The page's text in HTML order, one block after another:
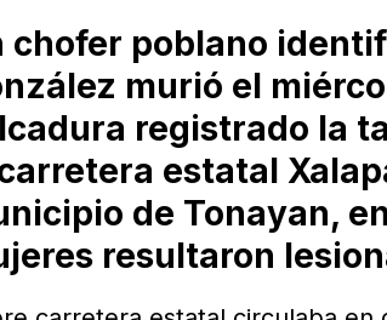
chofer poblano
murió el
registrado la
estatal
de Tonayan,
resultaron